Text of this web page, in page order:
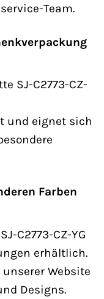
Team.
SJ-C2773-CZ-
und eignet sich
Farben
C2773-CZ-YG
erhältlich.
Website
Designs.